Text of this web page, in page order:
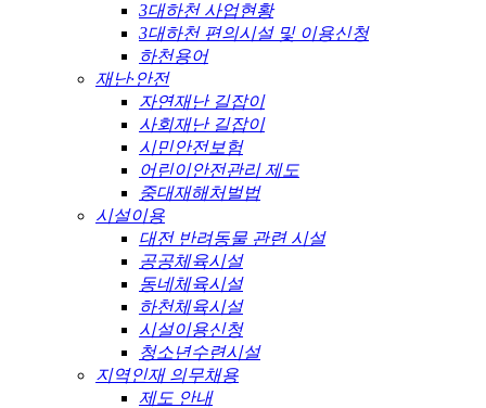
3대하천 사업현황
3대하천 편의시설 및 이용신청
하천용어
재난·안전
자연재난 길잡이
사회재난 길잡이
시민안전보험
어린이안전관리 제도
중대재해처벌법
시설이용
대전 반려동물 관련 시설
공공체육시설
동네체육시설
하천체육시설
시설이용신청
청소년수련시설
지역인재 의무채용
제도 안내